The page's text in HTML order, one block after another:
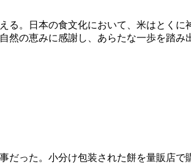
。日本の食文化において、米はとく
の恵みに感謝し、あらたな一歩を踏み
った。小分け包装された餅を量販店